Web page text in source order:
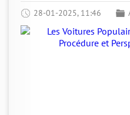
28-01-2025, 11:46